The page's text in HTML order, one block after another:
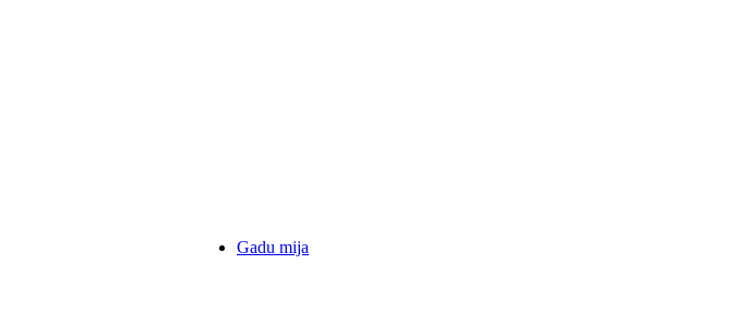
Gadu mija